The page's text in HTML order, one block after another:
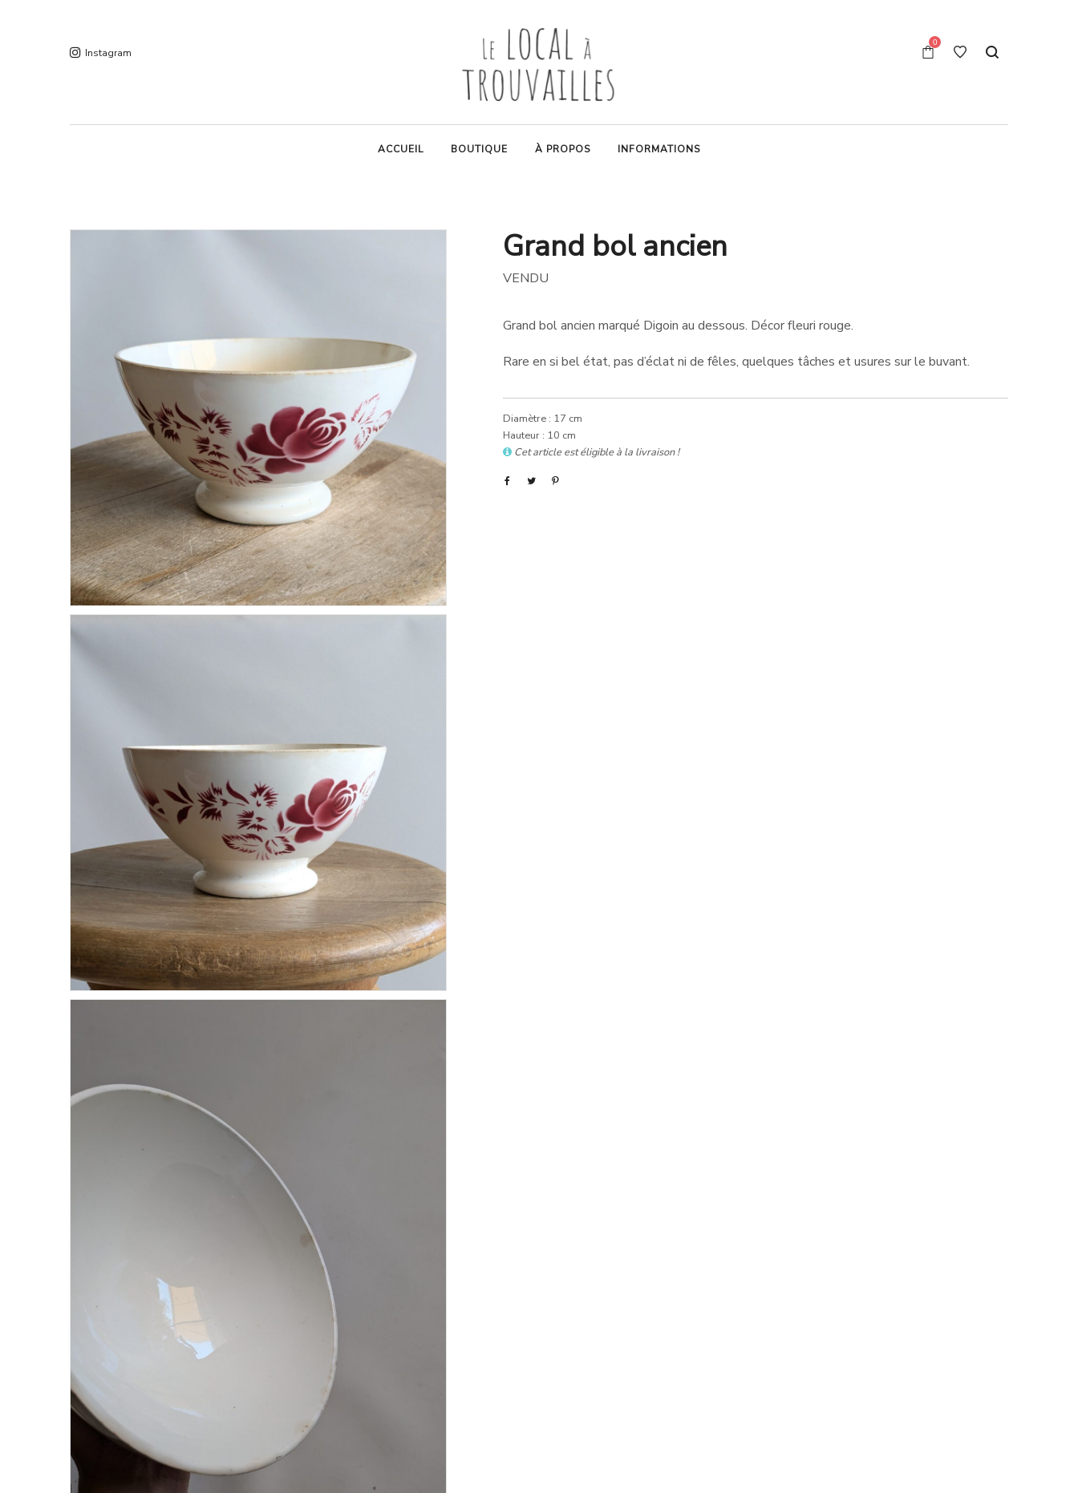
Instagram
0
ACCUEIL BOUTIQUE À PROPOS INFORMATIONS
Grand bol ancien
VENDU
Grand bol ancien marqué Digoin au dessous. Décor fleuri rouge.
Rare en si bel état, pas d’éclat ni de fêles, quelques tâches et usures sur le buvant.
Diamètre : 17 cm
Hauteur : 10 cm
Cet article est éligible à la livraison !